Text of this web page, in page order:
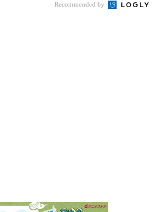
Recommended by